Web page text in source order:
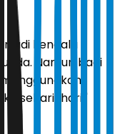
kendala
Namun bagi
sehari-hari,"